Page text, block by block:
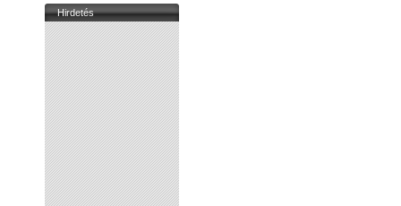
Hirdetés